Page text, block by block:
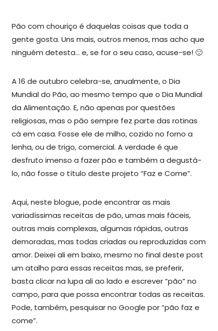
Pão com chouriço é daquelas coisas que toda a
gente gosta. Uns mais, outros menos, mas acho que
ninguém detesta… e, se for o seu caso, acuse-se! 🙂
A 16 de outubro celebra-se, anualmente, o Dia
Mundial do Pão, ao mesmo tempo que o Dia Mundial
da Alimentação. E, não apenas por questões
religiosas, mas o pão sempre fez parte das rotinas
cá em casa. Fosse ele de milho, cozido no forno a
lenha, ou de trigo, comercial. A verdade é que
desfruto imenso a fazer pão e também a degustá-
lo, não fosse o título deste projeto “Faz e Come”.
Aqui, neste blogue, pode encontrar as mais
variadíssimas receitas de pão, umas mais fáceis,
outras mais complexas, algumas rápidas, outras
demoradas, mas todas criadas ou reproduzidas com
amor. Deixei ali em baixo, mesmo no final deste post
um atalho para essas receitas mas, se preferir,
basta clicar na lupa ali ao lado e escrever “pão” no
campo, para que possa encontrar todas as receitas.
Pode, também, pesquisar no Google por “pão faz e
come”.